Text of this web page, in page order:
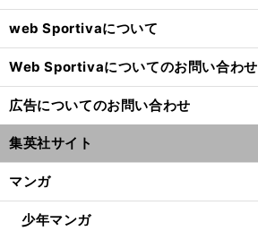
web Sportivaについて
Web Sportivaについてのお問い合わせ
広告についてのお問い合わせ
集英社サイト
マンガ
少年マンガ